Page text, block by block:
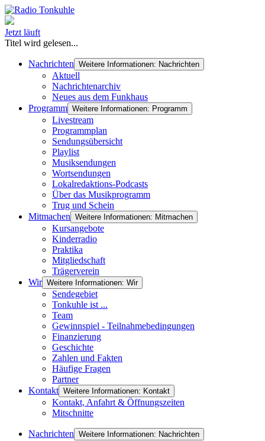
Jetzt läuft
Titel wird gelesen...
Nachrichten Weitere Informationen: Nachrichten
Aktuell
Nachrichtenarchiv
Neues aus dem Funkhaus
Programm Weitere Informationen: Programm
Livestream
Programmplan
Sendungsübersicht
Playlist
Musiksendungen
Wortsendungen
Lokalredaktions-Podcasts
Über das Musikprogramm
Trug und Schein
Mitmachen Weitere Informationen: Mitmachen
Kursangebote
Kinderradio
Praktika
Mitgliedschaft
Trägerverein
Wir Weitere Informationen: Wir
Sendegebiet
Tonkuhle ist ...
Team
Gewinnspiel - Teilnahmebedingungen
Finanzierung
Geschichte
Zahlen und Fakten
Häufige Fragen
Partner
Kontakt Weitere Informationen: Kontakt
Kontakt, Anfahrt & Öffnungszeiten
Mitschnitte
Nachrichten Weitere Informationen: Nachrichten